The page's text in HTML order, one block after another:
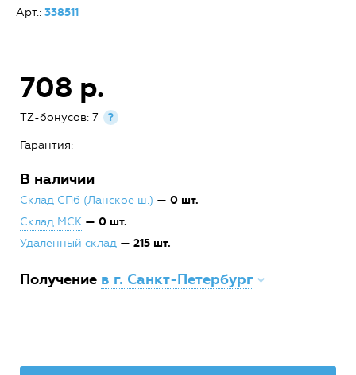
Арт.: 338511
708 р.
TZ-бонусов: 7 ?
Гарантия:
В наличии
Склад СПб (Ланское ш.) — 0 шт.
Склад МСК — 0 шт.
Удалённый склад — 215 шт.
Получение в г. Санкт-Петербург